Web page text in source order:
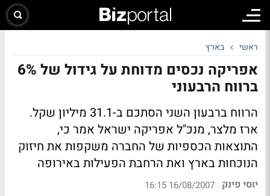
ראשי בארץ
אפריקה נכסים מדוחת על גידול של 6%
ברווח הרבעוני
הרווח ברבעון השני הסתכם ב-31.1 מיליון שקל.
ארז מלצר, מנכ"ל אפריקה ישראל אמר כי,
התוצאות הכספיות של החברה משקפות את חיזוק
הנוכחות בארץ ואת הרחבת הפעילות באירופה
יוסי פינק |
16/08/2007 16:15